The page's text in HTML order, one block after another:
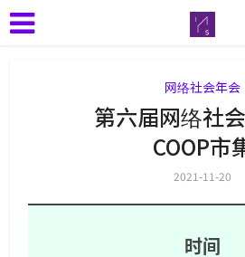
网络社会年会
第六届网络社
COOP市
2021-11-20
时间